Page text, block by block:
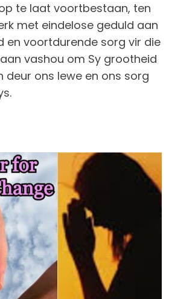
te laat voortbestaan, ten
met eindelose geduld aan
en voortdurende sorg vir die
vashou om Sy grootheid
deur ons lewe en ons sorg